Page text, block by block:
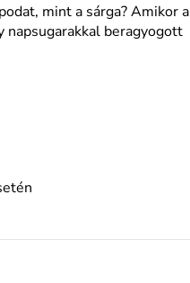
mint a sárga? Amikor a
napsugarakkal beragyogott